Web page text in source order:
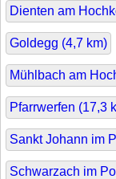
Dienten am
Goldegg (4,7 km)
Mühlbach am
Pfarrwerfen (17,3
Sankt Johann im
Schwarzach im